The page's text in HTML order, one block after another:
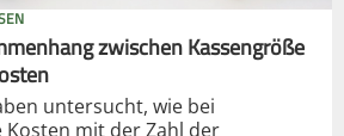
zwischen Kassengröße
untersucht, wie bei
Kosten mit der Zahl der